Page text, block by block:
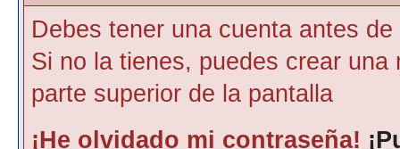
Debes tener una cuenta antes
Si no la tienes, puedes crear
parte superior de la pantalla
¡He olvidado mi contraseña!